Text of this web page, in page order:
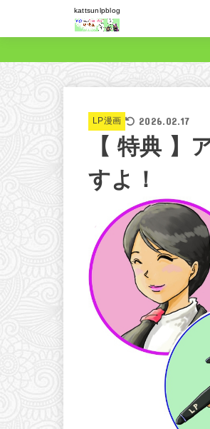
kattsunlpblog
LP漫画 2026.02.17
【 特典 】
すよ！